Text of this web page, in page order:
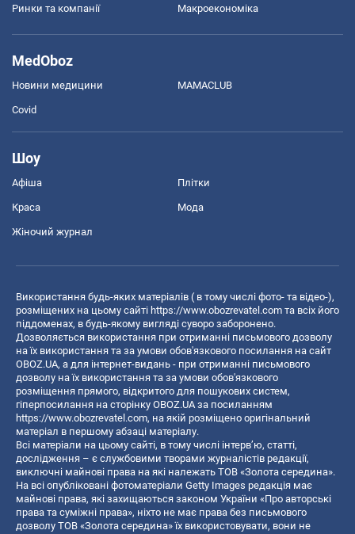
Ринки та компанії Макроекономіка
MedOboz
Новини медицини MAMACLUB
Covid
Шоу
Афіша Плітки
Краса Мода
Жіночий журнал
Використання будь-яких матеріалів ( в тому числі фото- та відео-),
розміщених на цьому сайті https://www.obozrevatel.com та всіх його
піддоменах, в будь-якому вигляді суворо заборонено.
Дозволяється використання при отриманні письмового дозволу
на їх використання та за умови обов'язкового посилання на сайт
OBOZ.UA, а для інтернет-видань - при отриманні письмового
дозволу на їх використання та за умови обов'язкового
розміщення прямого, відкритого для пошукових систем,
гіперпосилання на сторінку OBOZ.UA за посиланням
https://www.obozrevatel.com, на якій розміщено оригінальний
матеріал в першому абзаці матеріалу.
Всі матеріали на цьому сайті, в тому числі інтерв’ю, статті,
дослідження – є службовими творами журналістів редакції,
виключні майнові права на які належать ТОВ «Золота середина».
На всі опубліковані фотоматеріали Getty Images редакція має
майнові права, які захищаються законом України «Про авторські
права та суміжні права», ніхто не має права без письмового
дозволу ТОВ «Золота середина» їх використовувати, вони не